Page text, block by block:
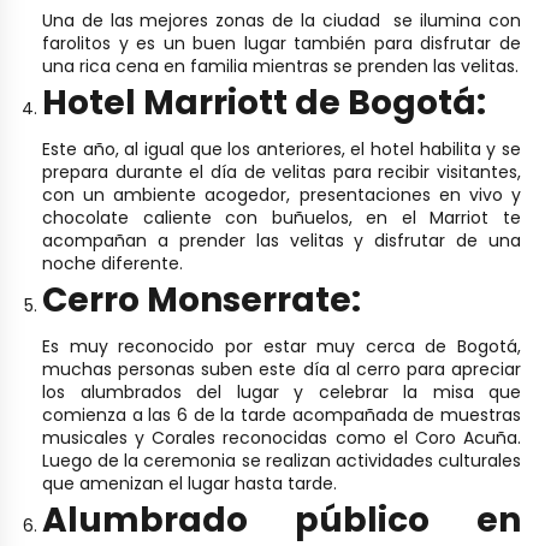
Una de las mejores zonas de la ciudad se ilumina con
farolitos y es un buen lugar también para disfrutar de
una rica cena en familia mientras se prenden las velitas.
Hotel Marriott de Bogotá:
Este año, al igual que los anteriores, el hotel habilita y se
prepara durante el día de velitas para recibir visitantes,
con un ambiente acogedor, presentaciones en vivo y
chocolate caliente con buñuelos, en el Marriot te
acompañan a prender las velitas y disfrutar de una
noche diferente.
Cerro Monserrate:
Es muy reconocido por estar muy cerca de Bogotá,
muchas personas suben este día al cerro para apreciar
los alumbrados del lugar y celebrar la misa que
comienza a las 6 de la tarde acompañada de muestras
musicales y Corales reconocidas como el Coro Acuña.
Luego de la ceremonia se realizan actividades culturales
que amenizan el lugar hasta tarde.
Alumbrado público en